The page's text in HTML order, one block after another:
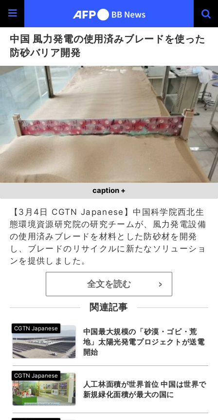
中国 風力発電の使用済みブレードを使った
防砂バリア開発
caption +
【3月4日 CGTN Japanese】中国科学院西北生
態環境資源研究院の研究チームが、風力発電設備
の使用済みブレードを材料とした防砂材を開発
し、ブレードのリサイクルに新たなソリューショ
ンを提供しました。
全文を読む >
関連記事
中国最大規模の「砂漠・ゴビ・荒
地」太陽光発電プロジェクトが送電
開始
人工林面積が世界首位 中国は世界で
新規緑化面積が最大の国に